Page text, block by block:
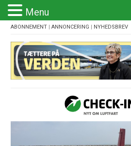
ABONNEMENT |ANNONCERING | NYHEDSBREV
Menu